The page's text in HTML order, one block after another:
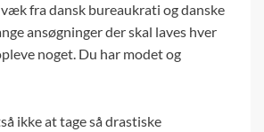
fra dansk bureaukrati og danske
ansøgninger der skal laves hver
noget. Du har modet og
ikke at tage så drastiske